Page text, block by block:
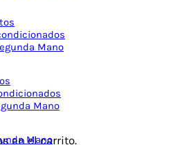
en el carrito.
Mano
Mano
Mano